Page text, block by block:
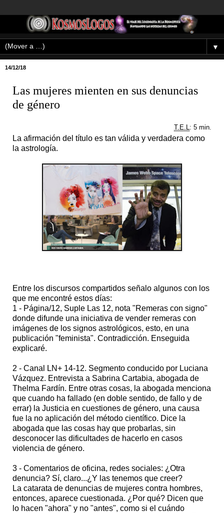
▼
14/12/18
Las mujeres mienten en sus denuncias
de género
T.E.L : 5 min.
La afirmación del título es tan válida y verdadera como
la astrología.
Entre los discursos compartidos señalo algunos con los
que me encontré estos días:
1 - Página/12, Suple Las 12, nota "Remeras con signo"
donde difunde una iniciativa de vender remeras con
imágenes de los signos astrológicos, esto, en una
publicación "feminista". Contradicción. Enseguida
explicaré.
2 - Canal LN+ 14-12. Segmento conducido por Luciana
Vázquez. Entrevista a Sabrina Cartabia, abogada de
Thelma Fardín. Entre otras cosas, la abogada menciona
que cuando ha fallado (en doble sentido, de fallo y de
errar) la Justicia en cuestiones de género, una causa
fue la no aplicación del método científico. Dice la
abogada que las cosas hay que probarlas, sin
desconocer las dificultades de hacerlo en casos
violencia de género.
3 - Comentarios de oficina, redes sociales: ¿Otra
denuncia? Sí, claro...¿Y las tenemos que creer?
La catarata de denuncias de mujeres contra hombres,
entonces, aparece cuestionada. ¿Por qué? Dicen que
lo hacen "ahora" y no "antes", como si el cuándo